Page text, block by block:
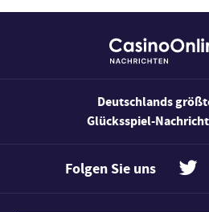
Deutschlands
Glücksspiel-
Folgen Sie uns